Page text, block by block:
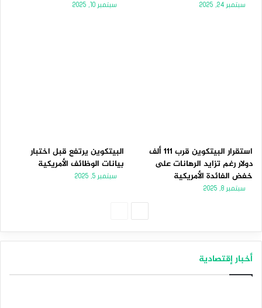
سبتمبر 24, 2025 سبتمبر 10, 2025
استقرار البيتكوين قرب 111 ألف
دولار رغم تزايد الرهانات على
خفض الفائدة الأمريكية
سبتمبر 8, 2025
البيتكوين يرتفع قبل اختبار
بيانات الوظائف الأمريكية
سبتمبر 5, 2025
أخبار إقتصادية